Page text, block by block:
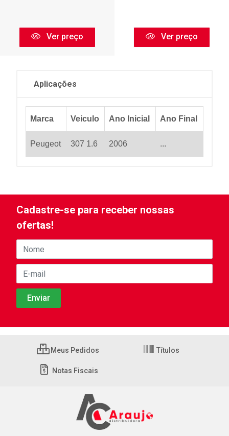
Ver preço Ver preço
Aplicações
Marca Veiculo Ano Inicial Ano Final
Peugeot 307 1.6 2006 ...
Cadastre-se para receber nossas
ofertas!
Meus Pedidos Títulos
Notas Fiscais